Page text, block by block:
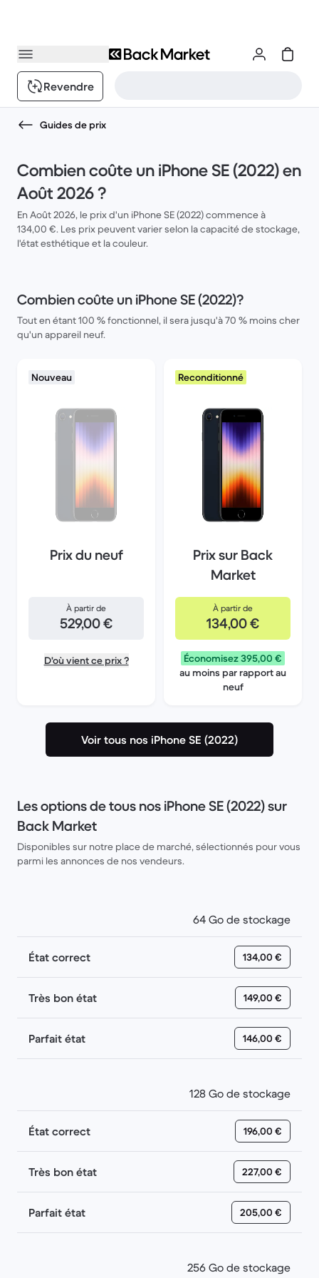
Revendre
Guides de prix
Combien coûte un iPhone SE (2022) en
Août 2026 ?
En Août 2026, le prix d'un iPhone SE (2022) commence à
134,00 €. Les prix peuvent varier selon la capacité de stockage,
l'état esthétique et la couleur.
Combien coûte un iPhone SE (2022)?
Tout en étant 100 % fonctionnel, il sera jusqu'à 70 % moins cher
qu'un appareil neuf.
Nouveau
Prix du neuf
À partir de
529,00 €
D'où vient ce prix ?
Reconditionné
Prix sur Back
Market
À partir de
134,00 €
Économisez 395,00 €
au moins par rapport au
neuf
Voir tous nos iPhone SE (2022)
Les options de tous nos iPhone SE (2022) sur
Back Market
Disponibles sur notre place de marché, sélectionnés pour vous
parmi les annonces de nos vendeurs.
64 Go de stockage
État correct 134,00 €
Très bon état 149,00 €
Parfait état 146,00 €
128 Go de stockage
État correct 196,00 €
Très bon état 227,00 €
Parfait état 205,00 €
256 Go de stockage